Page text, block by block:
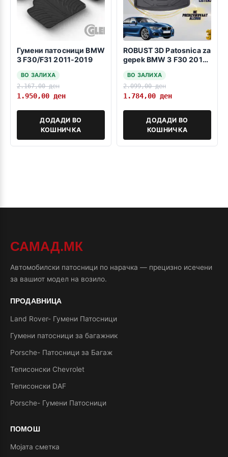
Гумени патосници BMW
3 F30/F31 2011-2019
ВО ЗАЛИХА
2.167,00ден
1.950,00 ден
ДОДАДИ ВО
КОШНИЧКА
ROBUST 3D Patosnica za
gepek BMW 3 F30 2011-
ВО ЗАЛИХА
2.099,00ден
1.784,00 ден
ДОДАДИ ВО
КОШНИЧКА
САМАД.МК
Автомобилски патосници по нарачка — прецизно исечени
за вашиот модел на возило.
ПРОДАВНИЦА
Land Rover- Гумени Патосници
Гумени патосници за багажник
Porsche- Патосници за Багаж
Теписонски Chevrolet
Теписонски DAF
Porsche- Гумени Патосници
ПОМОШ
Мојата сметка